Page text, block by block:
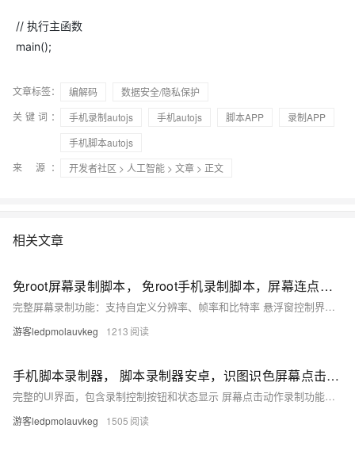
// 执行主函数
main();
文章标签： 编解码
数据安全/隐私保护
关键词：
手机录制autojs 手机autojs 脚本APP
录制APP
手机脚本autojs
来 源：
开发者社区 > 人工智能 > 文章 > 正文
相关文章
免root屏幕录制脚本， 免root手机录制脚本，屏幕连点器点击【autojs】
完整屏幕录制功能：支持自定义分辨率、帧率和比特率 悬浮窗控制界面：提供直观的操作按钮和状态显示
游客ledpmolauvkeg 1213
手机脚本录制器， 脚本录制器安卓，识图识色屏幕点击器【autojs】
完整的UI界面，包含录制控制按钮和状态显示 屏幕点击动作录制功能，记录点击坐标和时间间隔
游客ledpmolauvkeg 1505